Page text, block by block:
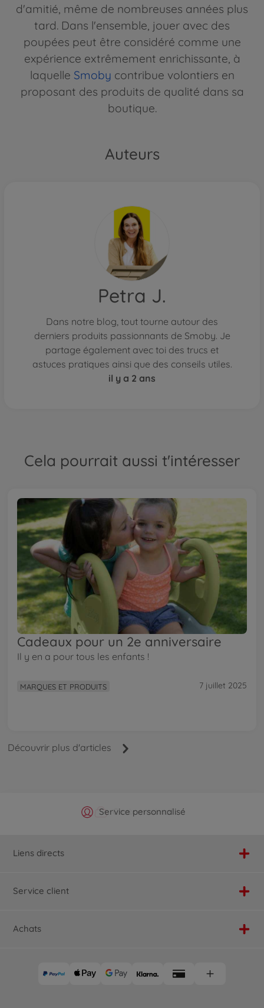
d'amitié, même de nombreuses années plus
tard. Dans l'ensemble, jouer avec des
poupées peut être considéré comme une
expérience extrêmement enrichissante, à
laquelle Smoby contribue volontiers en
proposant des produits de qualité dans sa
boutique.
Auteurs
Petra J.
Dans notre blog, tout tourne autour des
derniers produits passionnants de Smoby. Je
partage également avec toi des trucs et
astuces pratiques ainsi que des conseils utiles.
il y a 2 ans
Cela pourrait aussi t'intéresser
Cadeaux pour un 2e anniversaire
Il y en a pour tous les enfants !
MARQUES ET PRODUITS 7 juillet 2025
Découvrir plus d'articles
Boutique officielle du fabricant
Choix maximal
Service personnalisé
Livraison rapide
Liens directs
Service client
Achats